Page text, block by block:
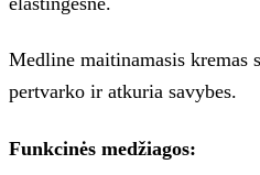
Medline maitinamasis kremas
pertvarko ir atkuria savybes.
Funkcinės medžiagos: